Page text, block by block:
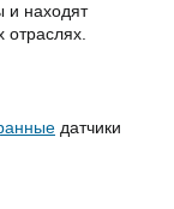
и находят
датчики